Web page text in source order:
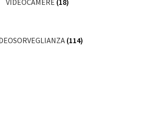
VIDEOCAMERE (18)
(114)